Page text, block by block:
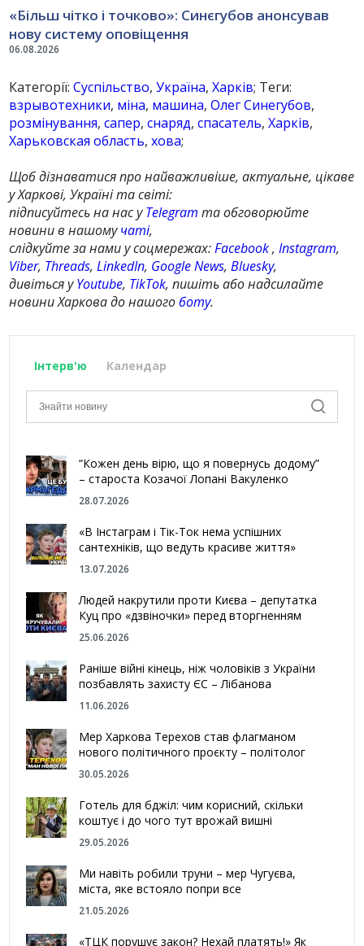
06.08.2026
«Більш чітко і точково»: Синєгубов анонсував
нову систему оповіщення
Категорії:Суспільство,Україна,Харків; Теги:
взрывотехники, міна, машина,Олег Синегубов,
розмінування,сапер,снаряд,спасатель,Харків,
Харьковская область,хова;
Щоб дізнаватися про найважливіше, актуальне, цікаве
у Харкові, Україні та світі:
підписуйтесь на нас уTelegram та обговорюйте
новини в нашомучаті,
слідкуйте за нами у соцмережах:Facebook,Instagram,
Viber, Threads,LinkedIn, Google News,Bluesky,
дивіться уYoutube, TikTok, пишіть або надсилайте
новини Харкова до нашогоботу.
Інтерв'ю Календар
“Кожен день вірю, що я повернусь додому”
– староста Козачої Лопані Вакуленко
28.07.2026
«В Інстаграм і Тік-Ток нема успішних
сантехніків, що ведуть красиве життя»
13.07.2026
Людей накрутили проти Києва – депутатка
Куц про «дзвіночки» перед вторгненням
25.06.2026
Раніше війні кінець, ніж чоловіків з України
позбавлять захисту ЄС – Лібанова
11.06.2026
Мер Харкова Терехов став флагманом
нового політичного проєкту – політолог
30.05.2026
Готель для бджіл: чим корисний, скільки
коштує і до чого тут врожай вишні
29.05.2026
Ми навіть робили труни – мер Чугуєва,
міста, яке встояло попри все
21.05.2026
«ТЦК порушує закон? Нехай платять!» Як